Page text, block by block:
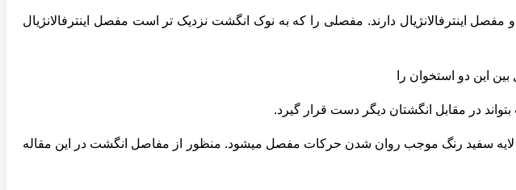
اینترفالانژیال دارند. مفصلی را که به نوک انگشت نزدیک تر است مفصل اینترفالانژیال
لایه سفید رنگ موجب روان شدن حرکات مفصل میشود. منظور از مفاصل انگشت در این مقاله